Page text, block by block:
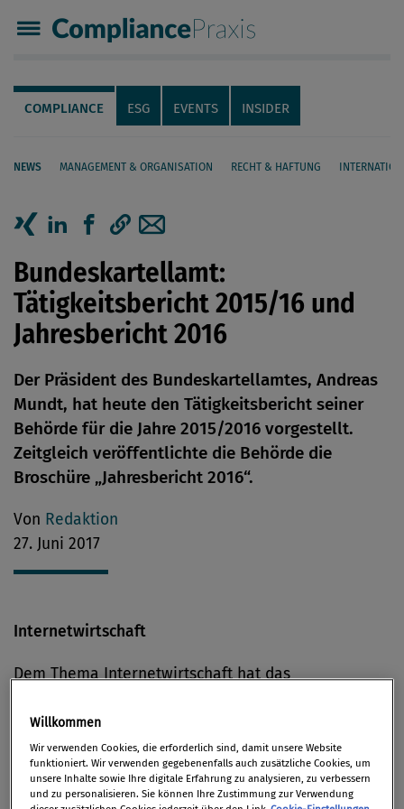
Compliance Praxis
Servicenavigation
Navigation
COMPLIANCE ESG EVENTS INSIDER
NEWS MANAGEMENT & ORGANISATION RECHT & HAFTUNG
Seiteninhalt
Bundeskartellamt:
Tätigkeitsbericht 2015/16 und
Jahresbericht 2016
Der Präsident des Bundeskartellamtes, Andreas
Mundt, hat heute den Tätigkeitsbericht seiner
Behörde für die Jahre 2015/2016 vorgestellt.
Zeitgleich veröffentlichte die Behörde die
Broschüre „Jahresbericht 2016“.
Von Redaktion
27. Juni 2017
Internetwirtschaft
Dem Thema Internetwirtschaft hat das
Denn die zunehmende Bedeutung der großen
Internetplattformen habe neue Fragen aufgeworfen.
So wurden in den zurückliegenden Jahren bereits
Willkommen
Wir verwenden Cookies, die erforderlich sind, damit unsere Website
funktioniert. Wir verwenden gegebenenfalls auch zusätzliche Cookies, um
unsere Inhalte sowie Ihre digitale Erfahrung zu analysieren, zu verbessern
und zu personalisieren. Sie können Ihre Zustimmung zur Verwendung